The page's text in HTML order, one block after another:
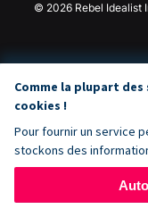
© 2026 Rebel Idealist
Comme la plupart
cookies !
Pour fournir un service
stockons des